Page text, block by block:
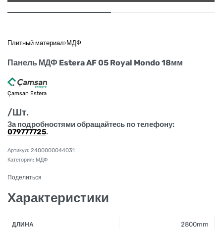
Плитный материал› МДФ
Панель МДФ Estera AF 05 Royal Mondo 18мм
Çamsan Estera
/Шт.
За подробностями обращайтесь по телефону:
079777725.
2400000044031
Категория: МДФ
Поделиться
Характеристики
ДЛИНА 2800mm